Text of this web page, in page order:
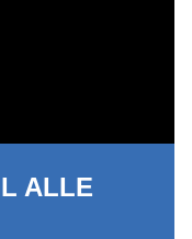
ALLE